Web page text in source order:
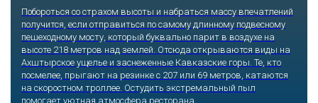
Куда бы ни упал взгляд человека, он обязательно увидит здесь
что-то интересное, достойное занять значительное место в его
памяти и сердце. В парке множество привлекательных
скульптур, он всегда утопает в зелени и цветах. Не сосчитать
детских радостей: горок, каруселей, различных аттракционов.
Здесь комфортно заниматься спортом: есть теннисные корты и
уличные тренажеры.